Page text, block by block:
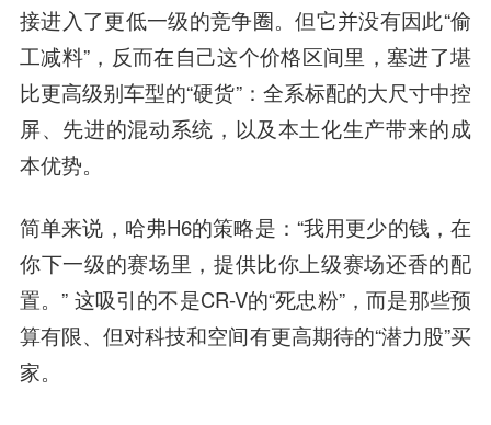
接进入了更低一级的竞争圈。但它并没有因此“偷
工减料”，反而在自己这个价格区间里，塞进了堪
比更高级别车型的“硬货”：全系标配的大尺寸中控
屏、先进的混动系统，以及本土化生产带来的成
本优势。
简单来说，哈弗H6的策略是：“我用更少的钱，在
你下一级的赛场里，提供比你上级赛场还香的配
置。” 这吸引的不是CR-V的“死忠粉”，而是那些预
算有限、但对科技和空间有更高期待的“潜力股”买
家。